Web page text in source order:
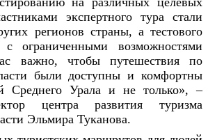
экспертного тура стали
регионов страны, а тестового
ограниченными возможностями
важно, чтобы путешествия по
были доступны и комфортны
Среднего Урала и не только», –
центра развития туризма
Эльмира Туканова.